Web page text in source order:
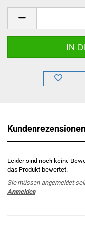
Kundenrezensionen
Leider sind noch keine
das Produkt bewertet.
Sie müssen angemeldet
Anmelden